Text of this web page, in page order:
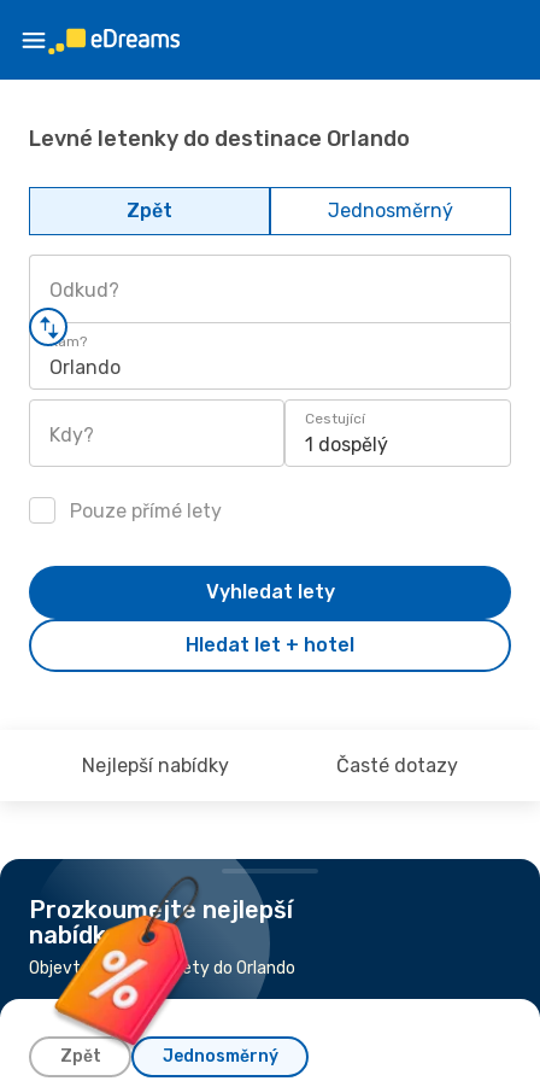
Levné letenky do destinace Orlando
Zpět Jednosměrný
Odkud?
Kam?
Orlando
Kdy?
Cestující
1 dospělý
Pouze přímé lety
Hledat let + hotel
Vyhledat lety
Nejlepší nabídky Časté dotazy
Prozkoumejte nejlepší
nabídky
Objevte nejlevnější lety do Orlando
Zpět Jednosměrný